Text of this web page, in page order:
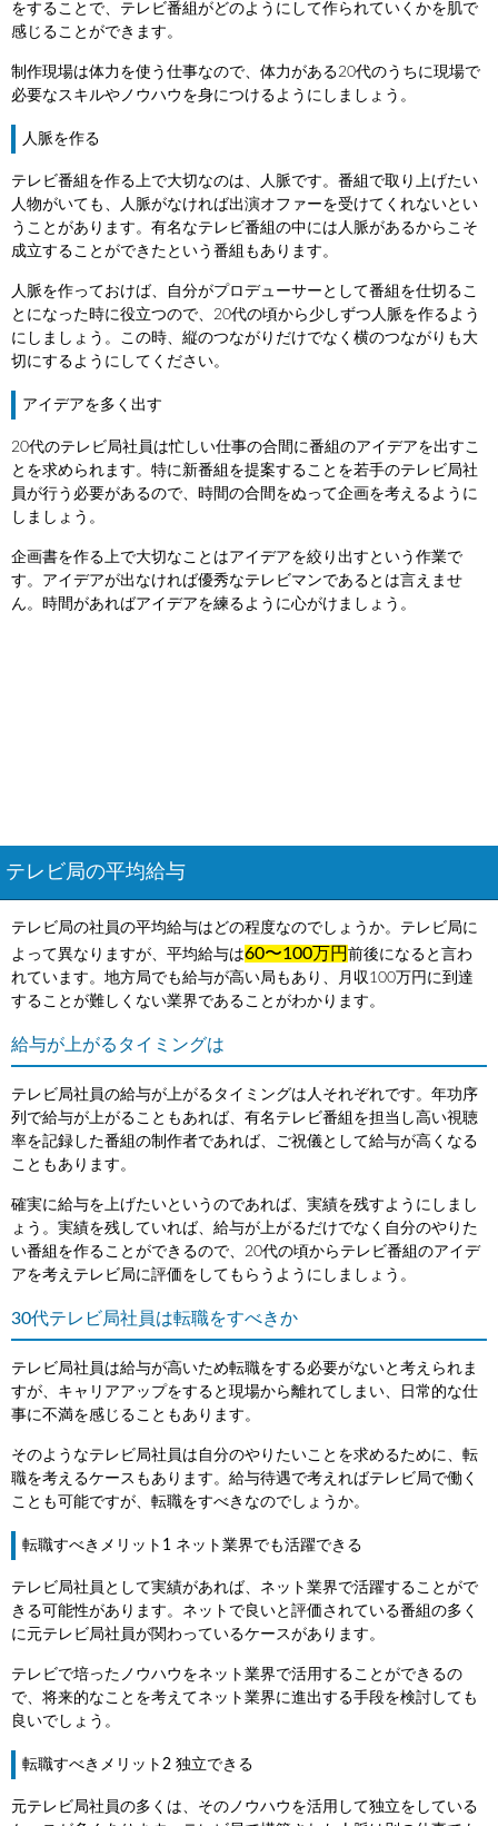
をすることで、テレビ番組がどのようにして作られていくかを肌で
感じることができます。
制作現場は体力を使う仕事なので、体力がある20代のうちに現場で
必要なスキルやノウハウを身につけるようにしましょう。
人脈を作る
テレビ番組を作る上で大切なのは、人脈です。番組で取り上げたい
人物がいても、人脈がなければ出演オファーを受けてくれないとい
うことがあります。有名なテレビ番組の中には人脈があるからこそ
成立することができたという番組もあります。
人脈を作っておけば、自分がプロデューサーとして番組を仕切るこ
とになった時に役立つので、20代の頃から少しずつ人脈を作るよう
にしましょう。この時、縦のつながりだけでなく横のつながりも大
切にするようにしてください。
アイデアを多く出す
20代のテレビ局社員は忙しい仕事の合間に番組のアイデアを出すこ
とを求められます。特に新番組を提案することを若手のテレビ局社
員が行う必要があるので、時間の合間をぬって企画を考えるように
しましょう。
企画書を作る上で大切なことはアイデアを絞り出すという作業で
す。アイデアが出なければ優秀なテレビマンであるとは言えませ
ん。時間があればアイデアを練るように心がけましょう。
テレビ局の平均給与
テレビ局の社員の平均給与はどの程度なのでしょうか。テレビ局に
よって異なりますが、平均給与は60〜100万円 前後になると言わ
れています。地方局でも給与が高い局もあり、月収100万円に到達
することが難しくない業界であることがわかります。
給与が上がるタイミングは
テレビ局社員の給与が上がるタイミングは人それぞれです。年功序
列で給与が上がることもあれば、有名テレビ番組を担当し高い視聴
率を記録した番組の制作者であれば、ご祝儀として給与が高くなる
こともあります。
確実に給与を上げたいというのであれば、実績を残すようにしまし
ょう。実績を残していれば、給与が上がるだけでなく自分のやりた
い番組を作ることができるので、20代の頃からテレビ番組のアイデ
アを考えテレビ局に評価をしてもらうようにしましょう。
30代テレビ局社員は転職をすべきか
テレビ局社員は給与が高いため転職をする必要がないと考えられま
すが、キャリアアップをすると現場から離れてしまい、日常的な仕
事に不満を感じることもあります。
そのようなテレビ局社員は自分のやりたいことを求めるために、転
職を考えるケースもあります。給与待遇で考えればテレビ局で働く
ことも可能ですが、転職をすべきなのでしょうか。
転職すべきメリット1 ネット業界でも活躍できる
テレビ局社員として実績があれば、ネット業界で活躍することがで
きる可能性があります。ネットで良いと評価されている番組の多く
に元テレビ局社員が関わっているケースがあります。
テレビで培ったノウハウをネット業界で活用することができるの
で、将来的なことを考えてネット業界に進出する手段を検討しても
良いでしょう。
転職すべきメリット2 独立できる
元テレビ局社員の多くは、そのノウハウを活用して独立をしている